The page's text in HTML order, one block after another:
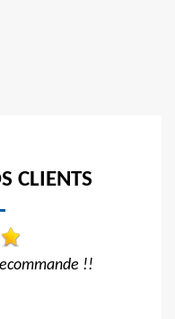
CLIENTS
Tarif correct Je